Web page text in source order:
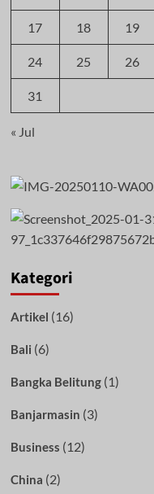
17 18 19
24 25 26
31
« Jul
Kategori
Artikel (16)
Bali (6)
Bangka Belitung(1)
Banjarmasin (3)
Business (12)
China (2)